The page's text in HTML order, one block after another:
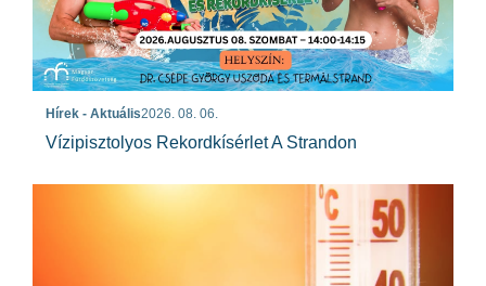
Hírek - Aktuális2026. 08. 06.
Vízipisztolyos Rekordkísérlet A Strandon